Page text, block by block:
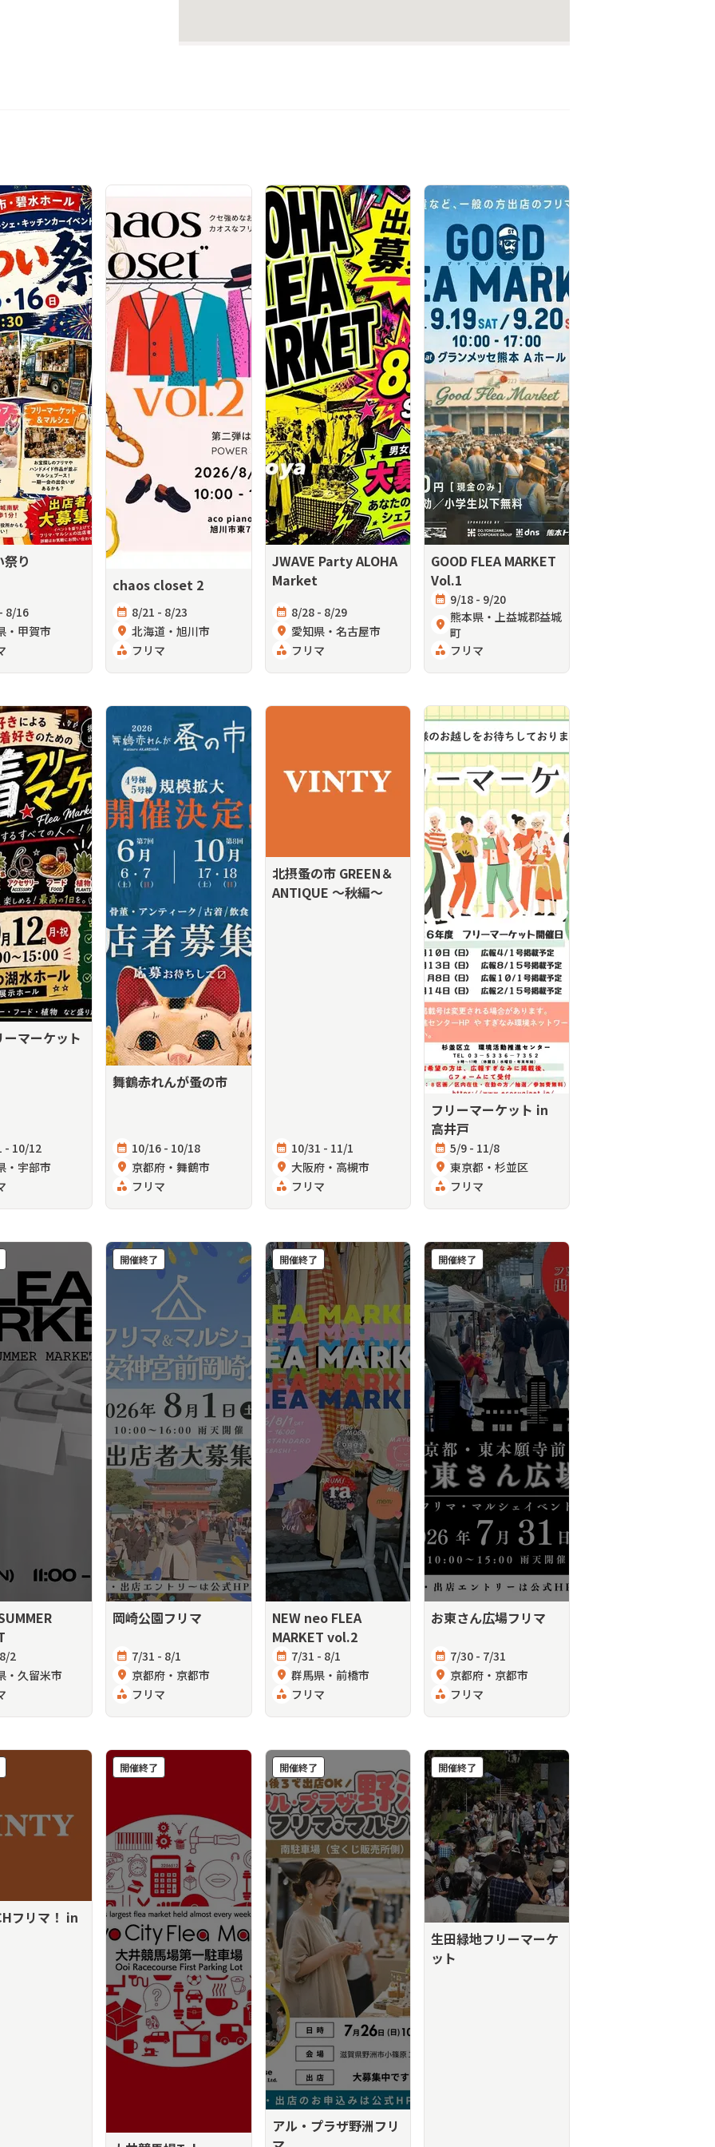
り
8/16
・甲賀市
chaos closet 2
calendar_month 8/21 - 8/23
location_on 北海道・旭川市
category フリマ
JWAVE Party ALOHA
Market
calendar_month 8/28 - 8/29
location_on 愛知県・名古屋市
category フリマ
GOOD FLEA MARKET
Vol.1
calendar_month 9/18 - 9/20
location_on 熊本県・上益城郡益城
町
category フリマ
マーケット
- 10/12
・宇部市
舞鶴赤れんが蚤の市
calendar_month 10/16 - 10/18
location_on 京都府・舞鶴市
category フリマ
北摂蚤の市 GREEN＆
ANTIQUE ～秋編～
calendar_month 10/31 - 11/1
location_on 大阪府・高槻市
category フリマ
フリーマーケット in
高井戸
calendar_month 5/9 - 11/8
location_on 東京都・杉並区
category フリマ
2
・久留米市
岡崎公園フリマ
calendar_month 7/31 - 8/1
location_on 京都府・京都市
category フリマ
開催終了
NEW neo FLEA
MARKET vol.2
calendar_month 7/31 - 8/1
location_on 群馬県・前橋市
category フリマ
開催終了
お東さん広場フリマ
calendar_month 7/30 - 7/31
location_on 京都府・京都市
category フリマ
開催終了
フリマ！ in
開催終了
アル・プラザ野洲フリ
開催終了
生田緑地フリーマーケ
ット
開催終了